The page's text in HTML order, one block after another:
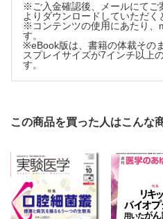
※ご入金確認後、メールにてご
よりダウンロードしていただく
※コンテンツの使用にあたり、
す。
※eBook版は、書籍の体裁その
スプレイサイズが7インチ以上
す。
この商品を買った人はこんな